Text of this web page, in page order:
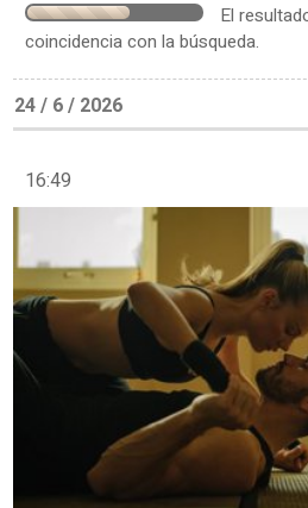
El
coincidencia con la búsqueda.
24 / 6 / 2026
16:49